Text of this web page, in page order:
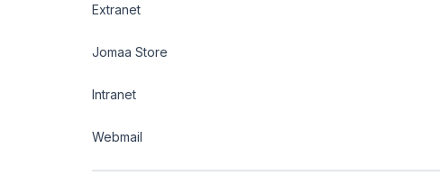
Extranet
Jomaa Store
Intranet
Webmail